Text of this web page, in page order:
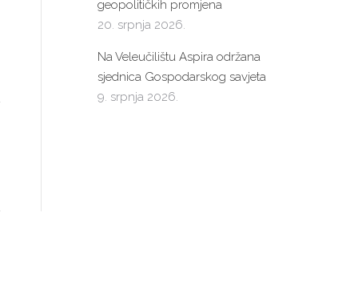
geopolitičkih promjena
20. srpnja 2026.
Na Veleučilištu Aspira održana
sjednica Gospodarskog savjeta
9. srpnja 2026.